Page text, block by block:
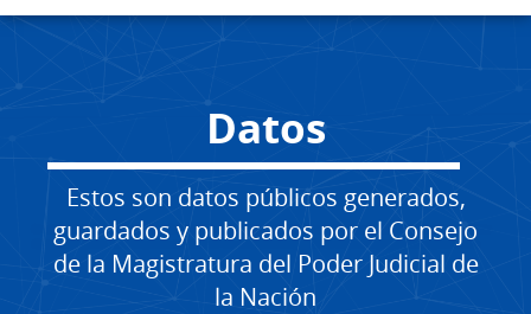
Datos
Estos son datos públicos generados,
guardados y publicados por el Consejo
de la Magistratura del Poder Judicial de
la Nación